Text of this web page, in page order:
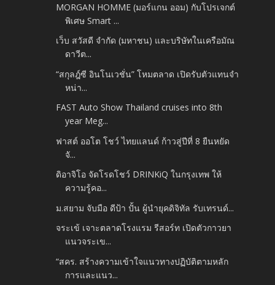
MORGAN HOMME (มอร์แกน ออม) กับโปรเจกต์
พิเศษ Smart ...
เว็บ สวัสดี จำกัด (มหาชน) และบริษัทในเครือมัณ
ดาวีต...
“สกุลฎ์ซี อินโนเวชั่น” โหมตลาด เปิดรับตัวแทนจำ
หน่า...
FAST Auto Show Thailand cruises into 8th
year Meg...
ฟาสต์ ออโต โชว์ ไทยแลนด์ ก้าวสู่ปีที่ 8 ยืนหยัด
จั...
ดิอาจิโอ จัดโรดโชว์ DRINKiQ ในกรุงเทพ ให้
ความรู้คอ...
ม.สยาม จับมือ ดีป้า ปั้น ผู้นำยุคดิจิทัล รับเทรนด์...
จระเข้ เจาะตลาดโรงแรม รีสอร์ท เปิดตัวกาวยา
แนวจระเข...
“สคร. สร้างความเข้าใจแนวทางปฏิบัติตามหลัก
การและแนว...